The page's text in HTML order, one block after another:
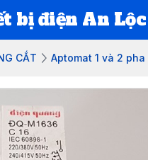
bị điện An Lộc
CẮT Aptomat 1 và 2 pha